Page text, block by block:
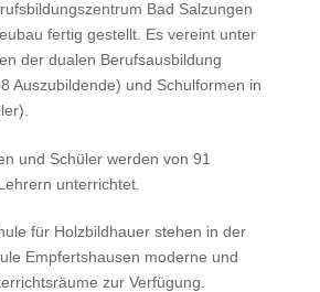
Bad Salzungen
fertig gestellt. Es vereint unter
der dualen Berufsausbildung
Auszubildende) und Schulformen in
und Schüler werden von 91
unterrichtet.
für Holzbildhauer stehen in der
Empfertshausen moderne und
zur Verfügung.